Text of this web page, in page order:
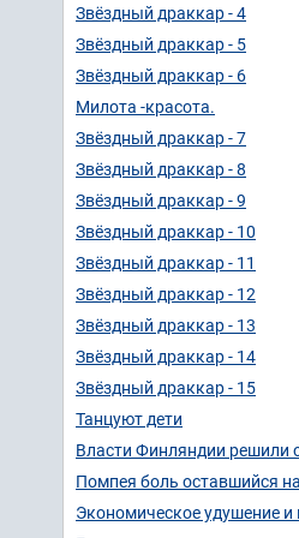
Звёздный драккар - 4
Звёздный драккар - 5
Звёздный драккар - 6
Милота -красота.
Звёздный драккар - 7
Звёздный драккар - 8
Звёздный драккар - 9
Звёздный драккар - 10
Звёздный драккар - 11
Звёздный драккар - 12
Звёздный драккар - 13
Звёздный драккар - 14
Звёздный драккар - 15
Танцуют дети
Власти Финляндии решили
Помпея боль оставшийся
Экономическое удушение